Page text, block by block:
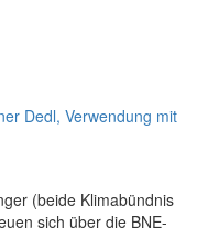
Dedl, Verwendung mit
(beide Klimabündnis
sich über die BNE-